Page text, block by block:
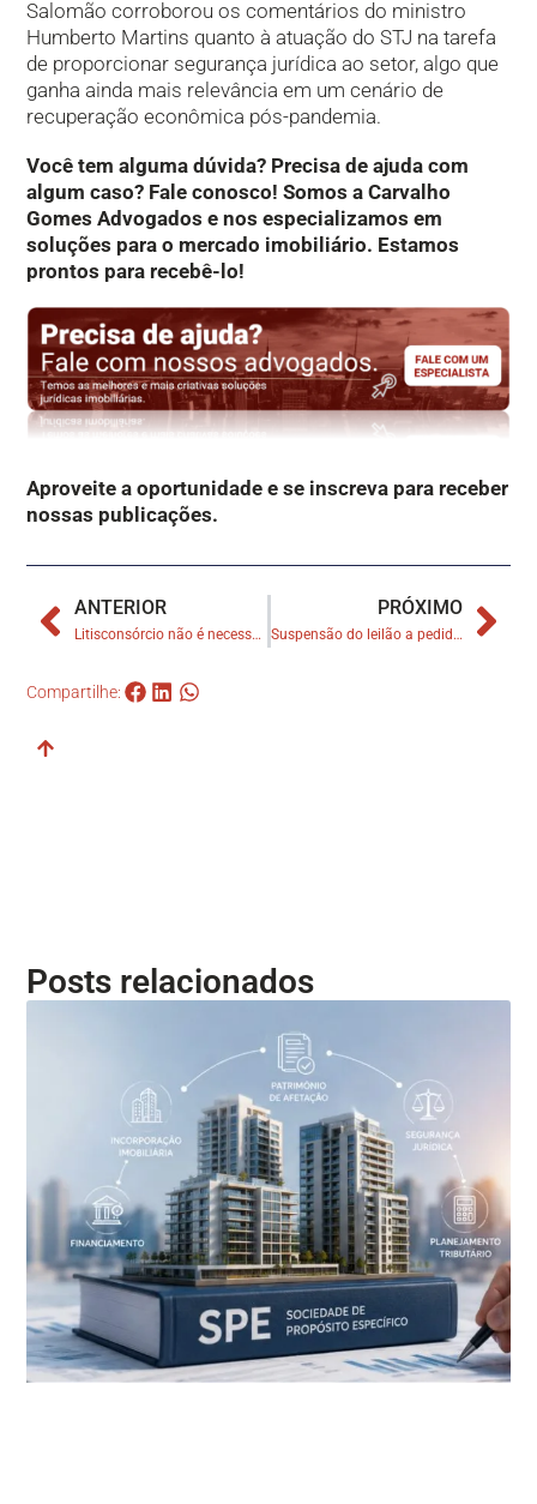
Salomão corroborou os comentários do ministro
Humberto Martins quanto à atuação do STJ na tarefa
de proporcionar segurança jurídica ao setor, algo que
ganha ainda mais relevância em um cenário de
recuperação econômica pós-pandemia.​
Você tem alguma dúvida? Precisa de ajuda com
algum caso? Fale conosco! Somos a Carvalho
Gomes Advogados e nos especializamos em
soluções para o mercado imobiliário. Estamos
prontos para recebê-lo!
Aproveite a oportunidade e se inscreva para receber
nossas publicações.
ANTERIOR
Litisconsórcio não é necessário em ação demolitória que não afeta direito de propriedade do terceiro
PRÓXIMO
Suspensão do leilão a pedido do devedor fiduciante permite antecipar cobrança pela ocupação do imóvel
Compartilhe:
Posts relacionados